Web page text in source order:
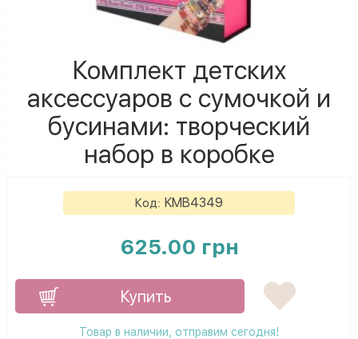
Комплект детских
аксессуаров с сумочкой и
бусинами: творческий
набор в коробке
Код: KMB4349
625.00 грн
Купить
Товар в наличии, отправим сегодня!